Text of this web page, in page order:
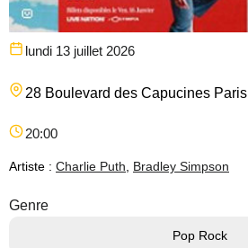
lundi 13 juillet 2026
28 Boulevard des Capucines Paris
20:00
Artiste : Charlie Puth Bradley Simpson
Genre
Pop Rock